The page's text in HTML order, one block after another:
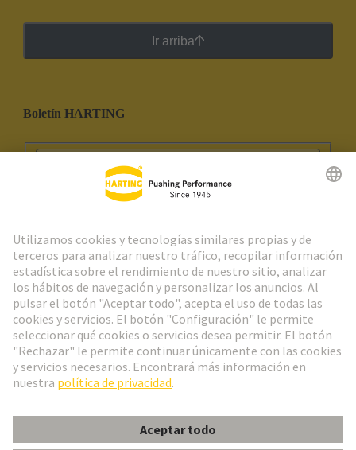
Ir arriba
Boletín HARTING
Ir al registro
Social Media
España Español
© Grupo Tecnológico HARTING